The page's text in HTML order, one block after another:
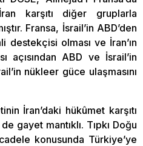
karşıtı diğer gruplarla
Fransa, İsrail’in ABD’den
destekçisi olması ve İran’ın
açısından ABD ve İsrail’in
nükleer güce ulaşmasını
İran’daki hükûmet karşıtı
gayet mantıklı. Tıpkı Doğu
konusunda Türkiye’ye